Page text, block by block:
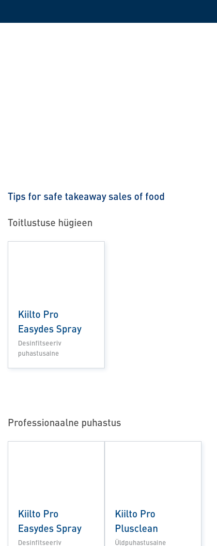
Tips for safe takeaway sales of food
Toitlustuse hügieen
Kiilto Pro
Easydes Spray
Desinfitseeriv
puhastusaine
Professionaalne puhastus
Kiilto Pro
Easydes Spray
Desinfitseeriv
Kiilto Pro
Plusclean
Üldpuhastusaine